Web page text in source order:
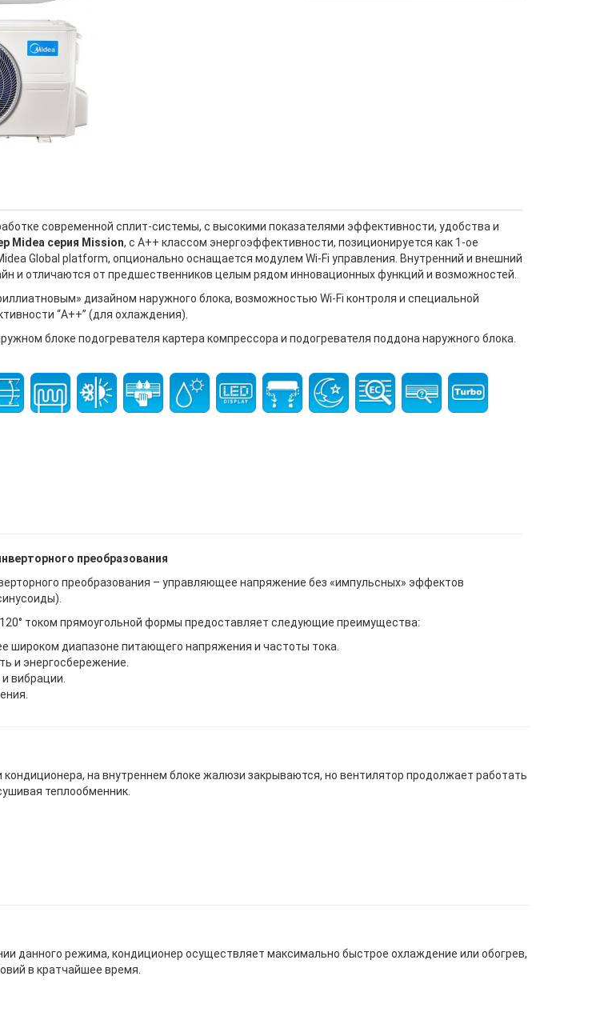
современной сплит-системы, с высокими показателями эффективности, удобства и
Midea серия Mission, с A++ классом энергоэффективности, позиционируется как 1-ое
Global platform, опционально оснащается модулем Wi-Fi управления. Внутренний и внешний
и отличаются от предшественников целым рядом инновационных функций и возможностей.
дизайном наружного блока, возможностью Wi-Fi контроля и специальной
“A++” (для охлаждения).
блоке подогревателя картера компрессора и подогревателя поддона наружного блока.
преобразования
преобразования – управляющее напряжение без «импульсных» эффектов
током прямоугольной формы предоставляет следующие преимущества:
широком диапазоне питающего напряжения и частоты тока.
и энергосбережение.
вибрации.
на внутреннем блоке жалюзи закрываются, но вентилятор продолжает работать
теплообменник.
данного режима, кондиционер осуществляет максимально быстрое охлаждение или обогрев,
в кратчайшее время.